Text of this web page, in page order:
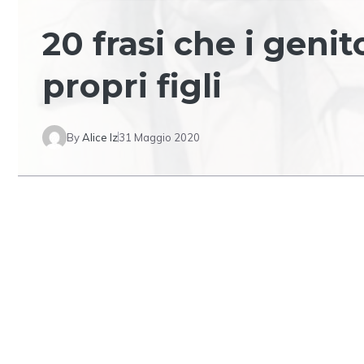
20 frasi che i
propri figli
ByAlice Iz31 Maggio 2020